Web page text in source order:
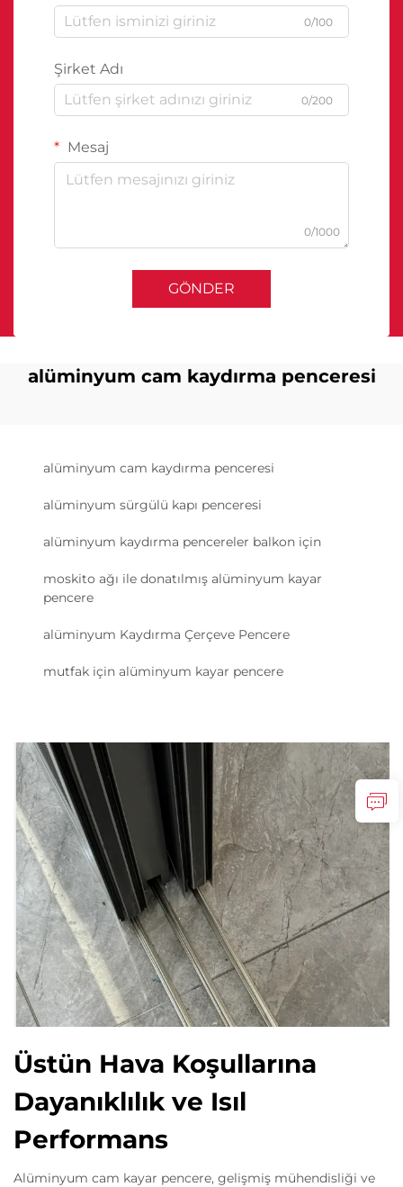
0/100
Şirket Adı
0/200
Mesaj
0/1000
GÖNDER
alüminyum cam kaydırma penceresi
alüminyum cam kaydırma penceresi
alüminyum sürgülü kapı penceresi
alüminyum kaydırma pencereler balkon için
moskito ağı ile donatılmış alüminyum kayar
pencere
alüminyum Kaydırma Çerçeve Pencere
mutfak için alüminyum kayar pencere
Üstün Hava Koşullarına
Dayanıklılık ve Isıl
Performans
Alüminyum cam kayar pencere, gelişmiş mühendisliği ve